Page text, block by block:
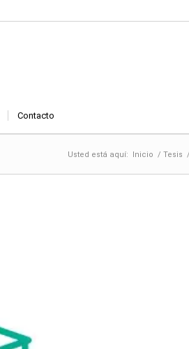
Contacto
Usted está aquí: Inicio / Tesis /